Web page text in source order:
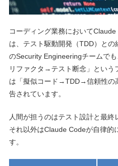
コーディング業務において
は、テスト駆動開発（TDD）と
のSecurity Engineeringチームで
リファクタ→テスト断念」という
は「擬似コード→TDD→信頼性の
告されています。
人間が担うのはテスト設計と最終
それ以外はClaude Codeが自律的
す。